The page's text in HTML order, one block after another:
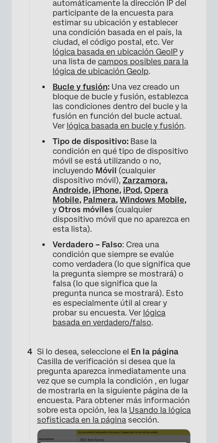
×
automáticamente la dirección IP del
participante de la encuesta para
estimar su ubicación y establecer
una condición basada en el país, la
ciudad, el código postal, etc. Ver
lógica basada en ubicación GeoIP y
una lista de campos posibles para la
lógica de ubicación GeoIp.
Bucle y fusión: Una vez creado un
bloque de bucle y fusión, establezca
las condiciones dentro del bucle y la
fusión en función del bucle actual.
Ver lógica basada en bucle y fusión.
Tipo de dispositivo: Base la
condición en qué tipo de dispositivo
móvil se está utilizando o no,
incluyendo Móvil (cualquier
dispositivo móvil), Zarzamora,
Androide, iPhone, iPod, Opera
Mobile, Palmera, Windows Mobile,
y Otros móviles (cualquier
dispositivo móvil que no aparezca en
esta lista).
Verdadero – Falso: Crea una
condición que siempre se evalúe
como verdadera (lo que significa que
la pregunta siempre se mostrará) o
falsa (lo que significa que la
pregunta nunca se mostrará). Esto
es especialmente útil al crear y
probar su encuesta. Ver lógica
basada en verdadero/falso.
Si lo desea, seleccione el En la página
Casilla de verificación si desea que la
pregunta aparezca inmediatamente una
vez que se cumpla la condición , en lugar
de mostrarla en la siguiente página de la
encuesta. Para obtener más información
sobre esta opción, lea la Usando la lógica
sofisticada en la página sección.